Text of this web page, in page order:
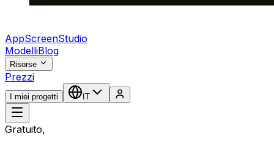
AppScreenStudio
ModelliBlog
Risorse
Prezzi
I miei progetti IT
Gratuito,